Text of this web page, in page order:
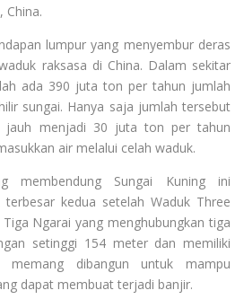
China.
lumpur yang menyembur deras
raksasa di China. Dalam sekitar
ada 390 juta ton per tahun jumlah
sungai. Hanya saja jumlah tersebut
jauh menjadi 30 juta ton per tahun
air melalui celah waduk.
membendung Sungai Kuning ini
terbesar kedua setelah Waduk Three
Ngarai yang menghubungkan tiga
setinggi 154 meter dan memiliki
dibangun untuk mampu
dapat membuat terjadi banjir.